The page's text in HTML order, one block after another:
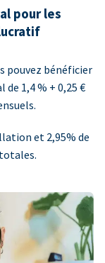
pour les
pouvez bénéficier
1,4 % + 0,25 €
et 2,95% de